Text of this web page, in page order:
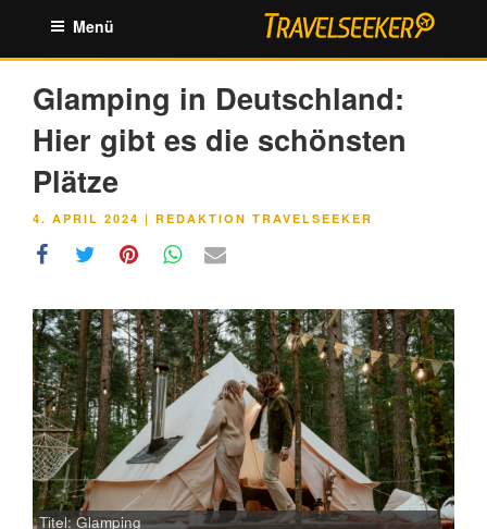
springen
Menü
Glamping in Deutschland:
Hier gibt es die schönsten
Plätze
VERÖFFENTLICHT
4. APRIL 2024 | REDAKTION TRAVELSEEKER
Titel: Glamping